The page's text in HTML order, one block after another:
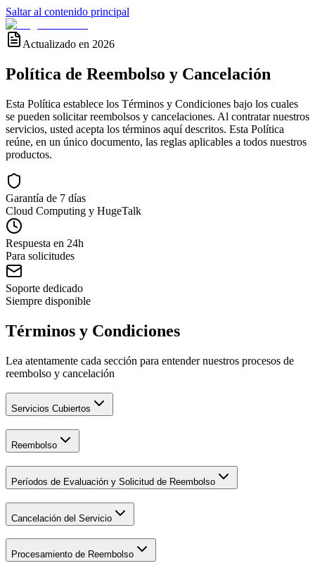
Saltar al contenido principal
Actualizado en 2026
Política de Reembolso y Cancelación
Esta Política establece los Términos y Condiciones bajo los cuales
se pueden solicitar reembolsos y cancelaciones. Al contratar nuestros
servicios, usted acepta los términos aquí descritos. Esta Política
reúne, en un único documento, las reglas aplicables a todos nuestros
productos.
Garantía de 7 días
Cloud Computing y HugeTalk
Respuesta en 24h
Para solicitudes
Soporte dedicado
Siempre disponible
Términos y Condiciones
Lea atentamente cada sección para entender nuestros procesos de
reembolso y cancelación
Servicios Cubiertos
Reembolso
Períodos de Evaluación y Solicitud de Reembolso
Cancelación del Servicio
Procesamiento de Reembolso